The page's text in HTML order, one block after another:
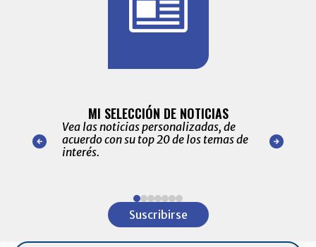
nuestro
para
MI SELECCIÓN DE NOTICIAS
Vea las noticias personalizadas, de
acuerdo con su top 20 de los temas de
interés.
de las
Suscribirse